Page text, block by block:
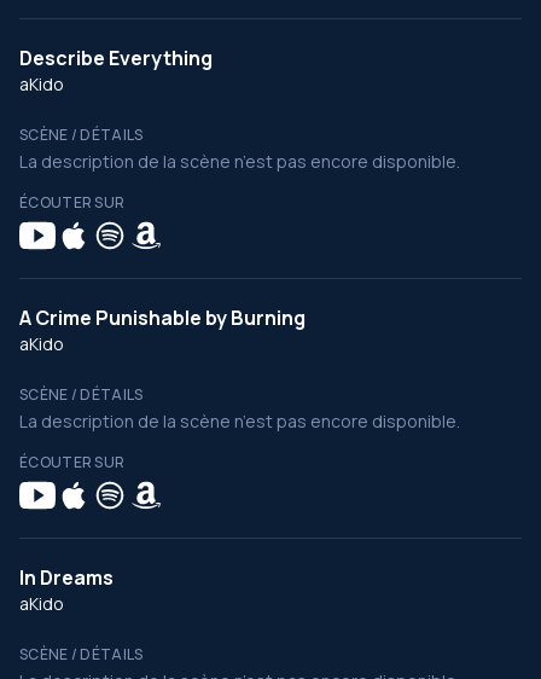
Describe Everything
aKido
SCÈNE / DÉTAILS
La description de la scène n’est pas encore disponible.
ÉCOUTER SUR
A Crime Punishable by Burning
aKido
SCÈNE / DÉTAILS
La description de la scène n’est pas encore disponible.
ÉCOUTER SUR
In Dreams
aKido
SCÈNE / DÉTAILS